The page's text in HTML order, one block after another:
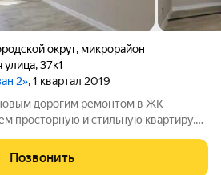
округ, микрорайон
улица,37к1
2», 1 квартал 2019
дорогим ремонтом в ЖК
просторную и стильную квартиру,
Вся отделка выполнена по
создавая уютную и
Позвонить